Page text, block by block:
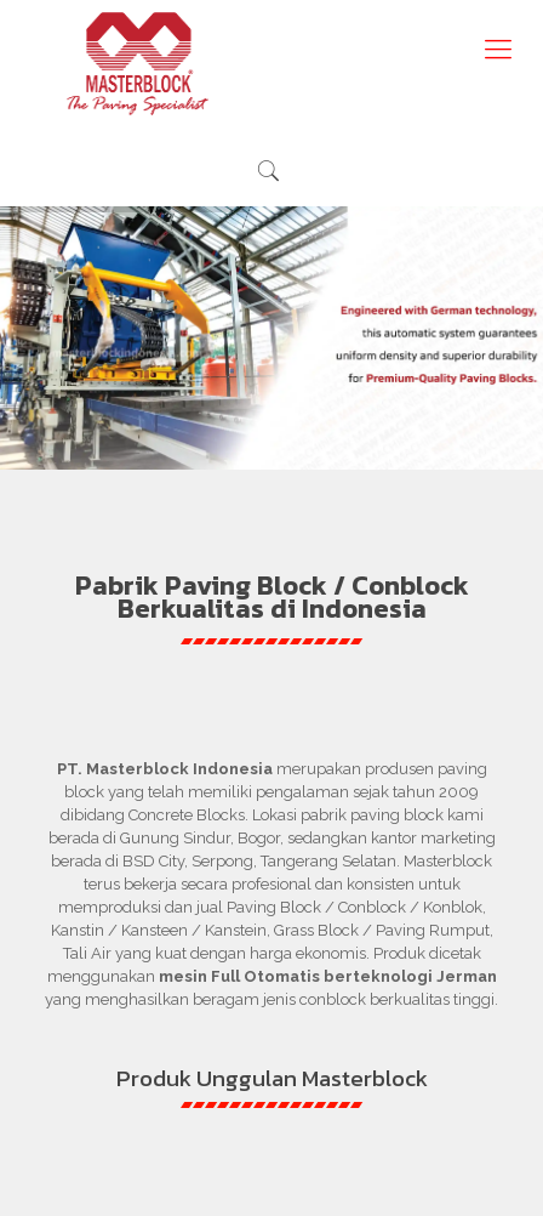
Pabrik Paving Block / Conblock
Berkualitas di Indonesia
PT. Masterblock Indonesiamerupakan produsen paving
block yang telah memiliki pengalaman sejak tahun 2009
dibidang Concrete Blocks. Lokasi pabrik paving block kami
berada di Gunung Sindur, Bogor, sedangkan kantor marketing
berada di BSD City, Serpong, Tangerang Selatan. Masterblock
terus bekerja secara profesional dan konsisten untuk
memproduksi dan jual Paving Block / Conblock / Konblok,
Kanstin / Kansteen / Kanstein, Grass Block / Paving Rumput,
Tali Air yang kuat dengan harga ekonomis. Produk dicetak
menggunakan mesin Full Otomatis berteknologi Jerman
yang menghasilkan beragam jenis conblock berkualitas tinggi.
Produk Unggulan Masterblock